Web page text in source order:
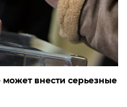
внести серьезные